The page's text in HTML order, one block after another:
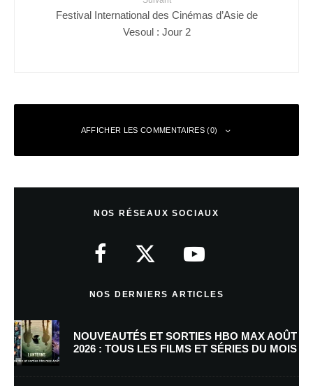
Festival International des Cinémas d’Asie de
Vesoul : Jour 2
AFFICHER LES COMMENTAIRES (0)
NOS RÉSEAUX SOCIAUX
NOS DERNIERS ARTICLES
NOUVEAUTÉS ET SORTIES HBO MAX AOÛT
2026 : TOUS LES FILMS ET SÉRIES DU MOIS